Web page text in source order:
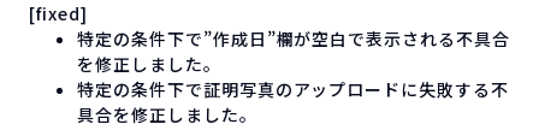
[fixed]
特定の条件下で”作成日”欄が空白で表示される不具合
を修正しました。
特定の条件下で証明写真のアップロードに失敗する不
具合を修正しました。